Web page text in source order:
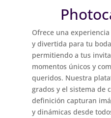
Ofrece una
y divertida para tu
permitiendo a tus
momentos únicos y
queridos. Nuestra
grados y el sistema de
definición capturan
y dinámicas desde